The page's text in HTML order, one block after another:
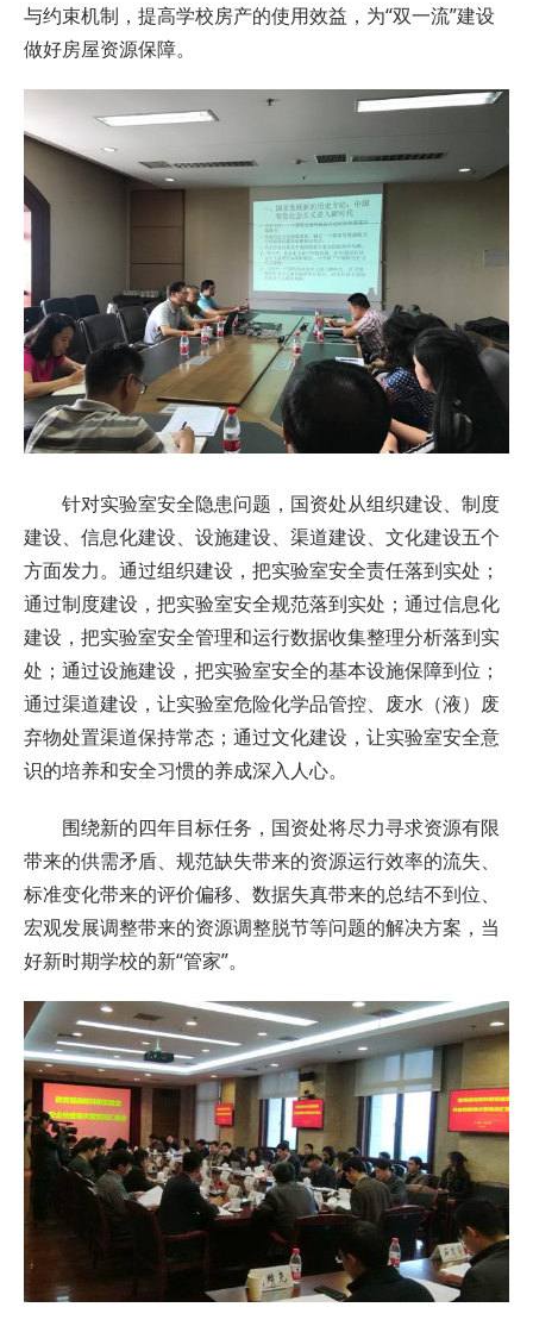
与约束机制，提高学校房产的使用效益，为“双一流”建设
做好房屋资源保障。
针对实验室安全隐患问题，国资处从组织建设、制度
建设、信息化建设、设施建设、渠道建设、文化建设五个
方面发力。通过组织建设，把实验室安全责任落到实处；
通过制度建设，把实验室安全规范落到实处；通过信息化
建设，把实验室安全管理和运行数据收集整理分析落到实
处；通过设施建设，把实验室安全的基本设施保障到位；
通过渠道建设，让实验室危险化学品管控、废水（液）废
弃物处置渠道保持常态；通过文化建设，让实验室安全意
识的培养和安全习惯的养成深入人心。
围绕新的四年目标任务，国资处将尽力寻求资源有限
带来的供需矛盾、规范缺失带来的资源运行效率的流失、
标准变化带来的评价偏移、数据失真带来的总结不到位、
宏观发展调整带来的资源调整脱节等问题的解决方案，当
好新时期学校的新“管家”。